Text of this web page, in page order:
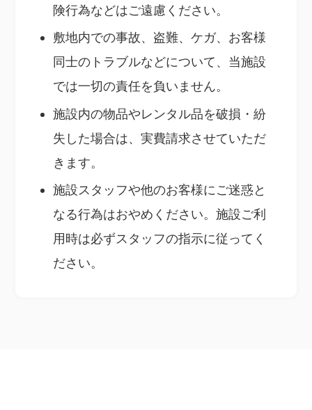
険行為などはご遠慮ください。
敷地内での事故、盗難、ケガ、お客様
同士のトラブルなどについて、当施設
では一切の責任を負いません。
施設内の物品やレンタル品を破損・紛
失した場合は、実費請求させていただ
きます。
施設スタッフや他のお客様にご迷惑と
なる行為はおやめください。施設ご利
用時は必ずスタッフの指示に従ってく
ださい。